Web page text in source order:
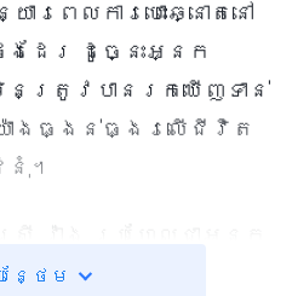
រពេលការបោះឆ្នោតនៅ
ងដែរ ដូច្នេះអ្នក
ត្រូវបានរកឃើញទាន់
ាងធ្ងន់ធ្ងរលើជីវិត
នុំ។
មិនធ្វើកិច្ចការជាក់
ន្ថែម